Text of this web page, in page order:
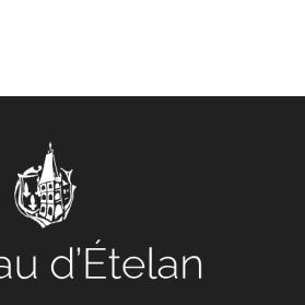
L’ASSOCIATION
CONTACT/ACCÈS